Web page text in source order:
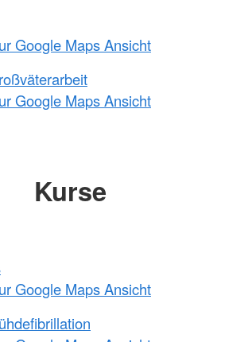
Google Maps Ansicht
Google Maps Ansicht
Kurse
Google Maps Ansicht